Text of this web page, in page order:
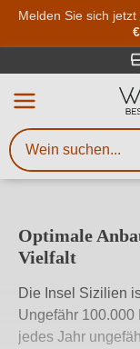
Melden Sie sich jetzt
Optimale
Vielfalt
Die Insel Sizilien
Ungefähr
jedes Jahr
Weinsuche
Mindestens
Sie